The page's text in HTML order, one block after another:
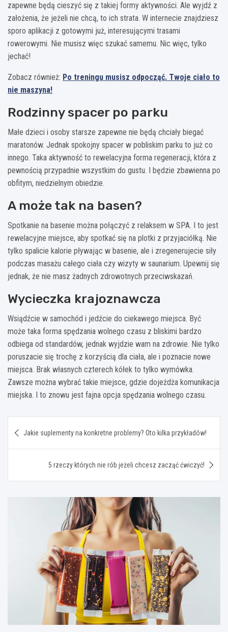
zapewne będą cieszyć się z takiej formy aktywności. Ale wyjdź z
założenia, że jeżeli nie chcą, to ich strata. W internecie znajdziesz
sporo aplikacji z gotowymi już, interesującymi trasami
rowerowymi. Nie musisz więc szukać samemu. Nic więc, tylko
jechać!
Zobacz również: Po treningu musisz odpocząć. Twoje ciało to
nie maszyna!
Rodzinny spacer po parku
Małe dzieci i osoby starsze zapewne nie będą chciały biegać
maratonów. Jednak spokojny spacer w pobliskim parku to już co
innego. Taka aktywność to rewelacyjna forma regeneracji, która z
pewnością przypadnie wszystkim do gustu. I będzie zbawienna po
obfitym, niedzielnym obiedzie.
A może tak na basen?
Spotkanie na basenie można połączyć z relaksem w SPA. I to jest
rewelacyjne miejsce, aby spotkać się na plotki z przyjaciółką. Nie
tylko spalicie kalorie pływając w basenie, ale i zregenerujecie siły
podczas masażu całego ciała czy wizyty w saunarium. Upewnij się
jednak, że nie masz żadnych zdrowotnych przeciwskazań.
Wycieczka krajoznawcza
Wsiądźcie w samochód i jedźcie do ciekawego miejsca. Być
może taka forma spędzania wolnego czasu z bliskimi bardzo
odbiega od standardów, jednak wyjdzie wam na zdrowie. Nie tylko
poruszacie się trochę z korzyścią dla ciała, ale i poznacie nowe
miejsca. Brak własnych czterech kółek to tylko wymówka.
Zawsze można wybrać takie miejsce, gdzie dojeżdża komunikacja
miejska. I to znowu jest fajna opcja spędzania wolnego czasu.
wpisu
Jakie suplementy na konkretne problemy? Oto kilka przykładów!
5 rzeczy których nie rób jeżeli chcesz zacząć ćwiczyć!